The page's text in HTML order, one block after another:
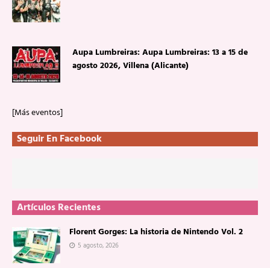
Aupa Lumbreiras: Aupa Lumbreiras: 13 a 15 de
agosto 2026, Villena (Alicante)
[Más eventos]
Seguir En Facebook
Artículos Recientes
Florent Gorges: La historia de Nintendo Vol. 2
5 agosto, 2026